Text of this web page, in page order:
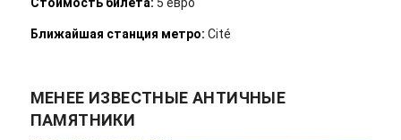
Ближайшая станция метро: Cité
МЕНЕЕ ИЗВЕСТНЫЕ АНТИЧНЫЕ
ПАМЯТНИКИ